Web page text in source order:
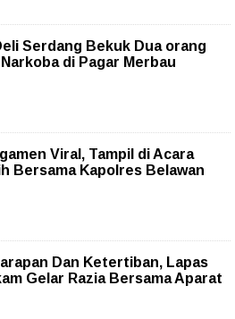
Serdang Bekuk Dua orang
di Pagar Merbau
Viral, Tampil di Acara
Bersama Kapolres Belawan
Dan Ketertiban, Lapas
Gelar Razia Bersama Aparat